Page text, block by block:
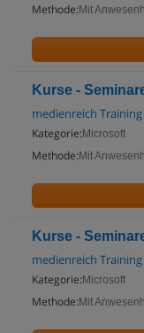
Methode: Mit
Kurse -
medienreich Training
Kategorie: Microsoft
Methode: Mit
Kurse -
medienreich Training
Kategorie: Microsoft
Methode: Mit